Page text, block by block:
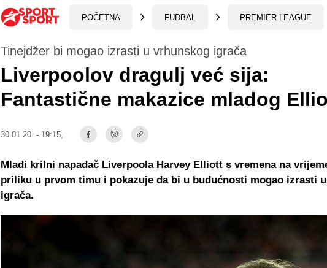
POČETNA FUDBAL PREMIER LEAGUE
Tinejdžer bi mogao izrasti u vrhunskog igrača
Liverpoolov dragulj već sija:
Fantastične makazice mladog
30.01.20. - 19:15,
Mladi krilni napadač Liverpoola Harvey Elliott s vremena na
priliku u prvom timu i pokazuje da bi u budućnosti mogao izrasti
igrača.